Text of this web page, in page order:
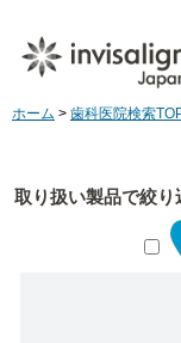
ホーム > 歯科医院検索
取り扱い製品で絞り